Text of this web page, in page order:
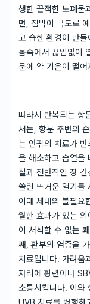
생한 끈적한 노폐물
면, 점막이 극도로
고 습한 환경이 만
몸속에서 끊임없이
문에 약 기운이 떨
따라서 반복되는 항
서는, 항문 주변의
는 안팎의 치료가
을 해소하고 습열을
질과 전반적인 장
쏠린 뜨거운 열기를
이때 체내의 불필요
월한 효과가 있는
이 서식할 수 없는
째, 환부의 염증을
치료입니다. 가려움
자리에 황련이나
소통시킵니다. 이와
UVB 치료를 병행하